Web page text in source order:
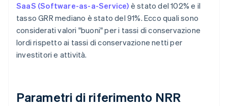
SaaS (Software-as-a-Service) è stato del 102% e il
tasso GRR mediano è stato del 91%. Ecco quali sono
considerati valori "buoni" per i tassi di conservazione
lordi rispetto ai tassi di conservazione netti per
investitori e attività.
Parametri di riferimento NRR